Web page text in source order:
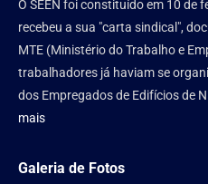
O SEEN foi constituído em 10 de
recebeu a sua "carta sindical",
MTE (Ministério do Trabalho e
trabalhadores já haviam se
dos Empregados de Edifícios de
mais
Galeria de Fotos